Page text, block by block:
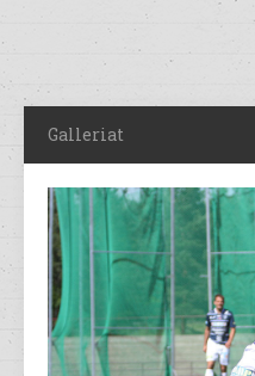
Galleriat